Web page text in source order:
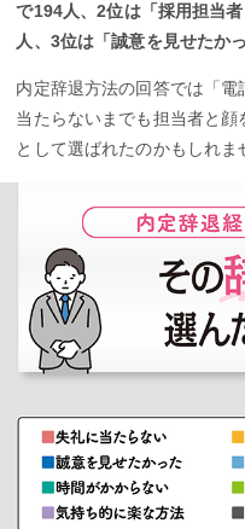
で194人、2位は「採用担当
人、3位は「誠意を見せたか
内定辞退方法の回答では「
当たらないまでも担当者と
として選ばれたのかもしれま